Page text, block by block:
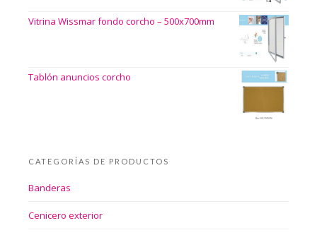
Vitrina Wissmar fondo corcho – 500x700mm
Tablón anuncios corcho
CATEGORÍAS DE PRODUCTOS
Banderas
Cenicero exterior